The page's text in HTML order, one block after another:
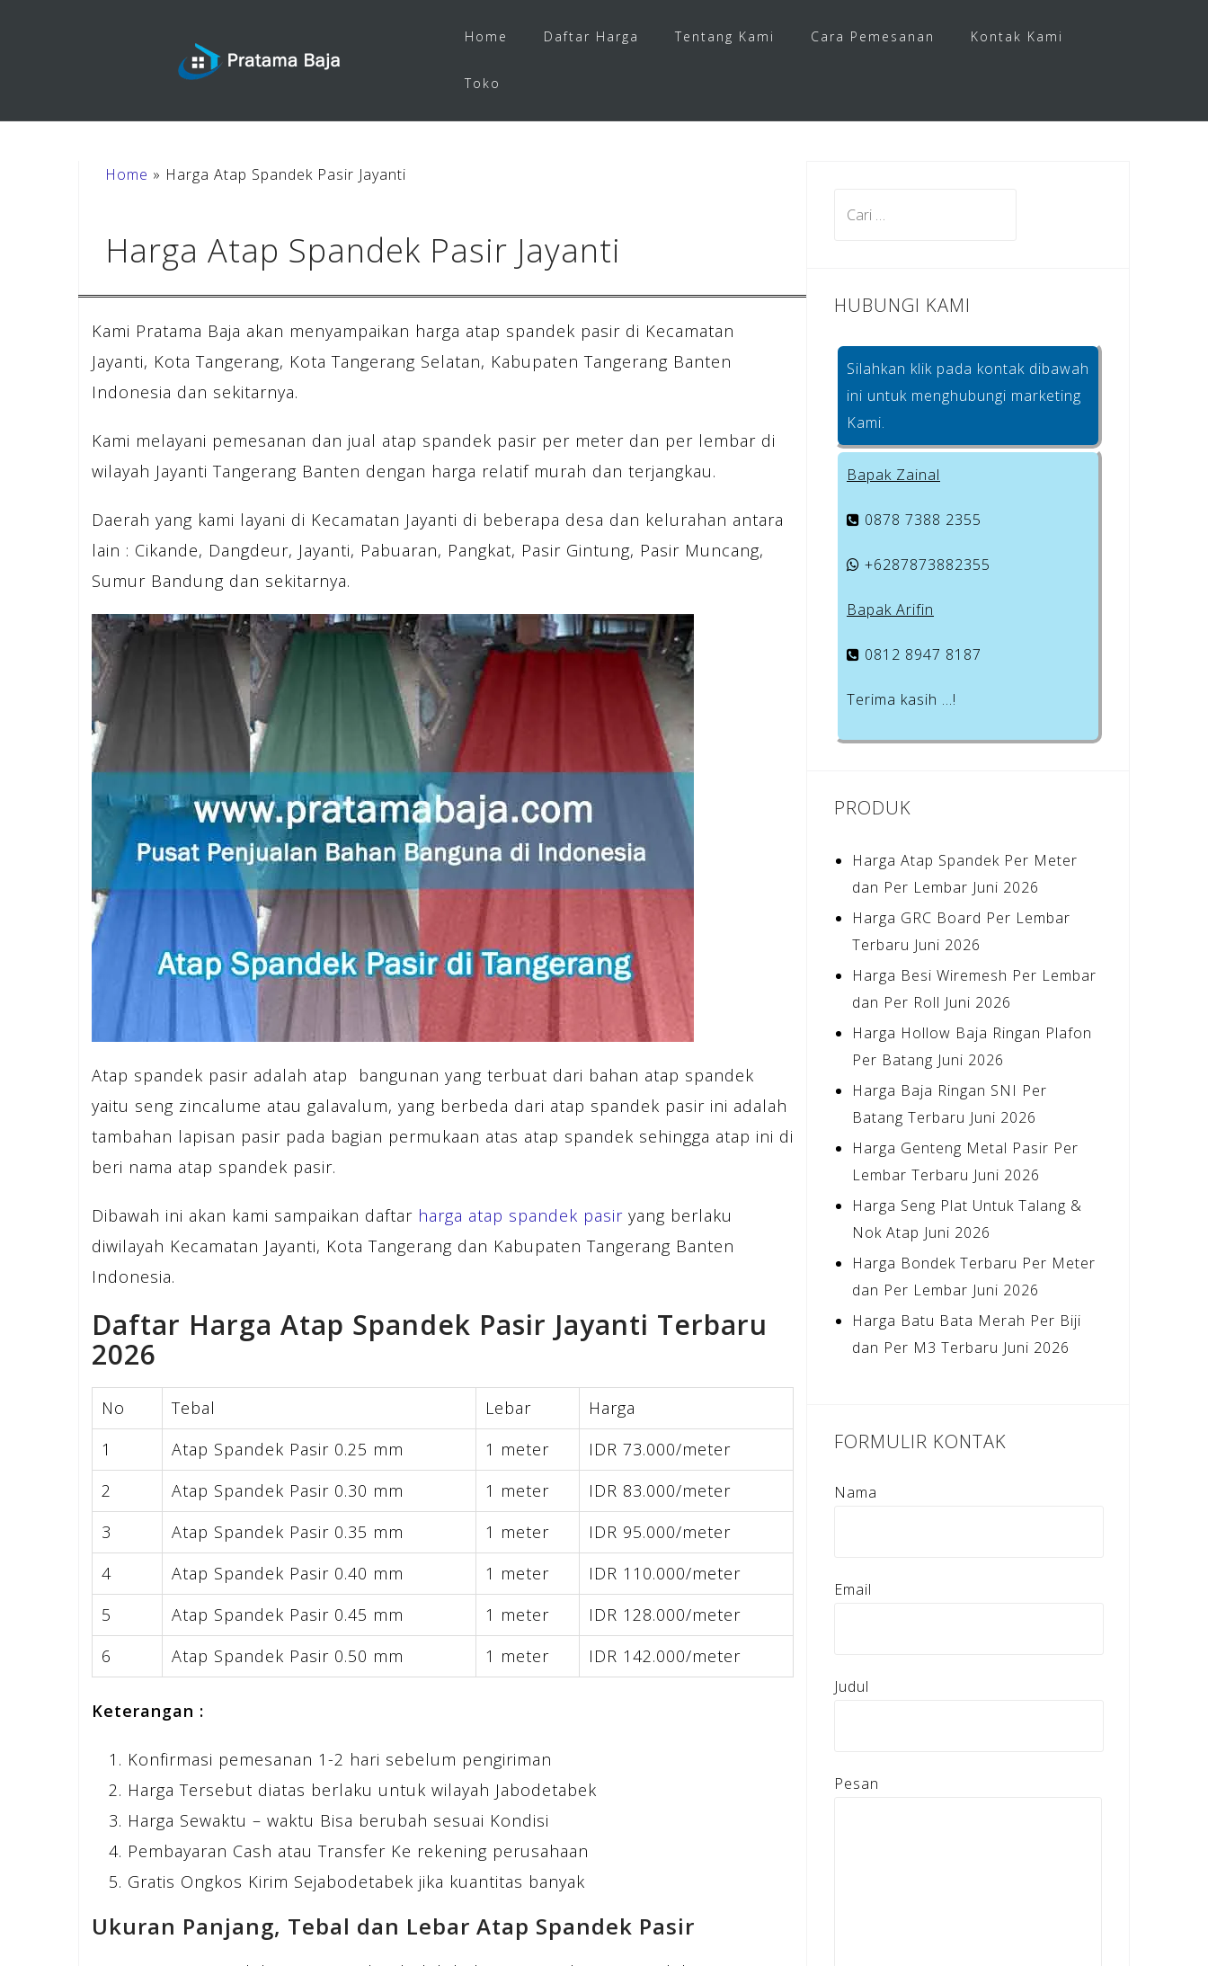
Home Daftar Harga Tentang Kami Cara Pemesanan Kontak Kami
Toko
Home » Harga Atap Spandek Pasir Jayanti
Harga Atap Spandek Pasir Jayanti
Kami Pratama Baja akan menyampaikan harga atap spandek pasir di Kecamatan
Jayanti, Kota Tangerang, Kota Tangerang Selatan, Kabupaten Tangerang Banten
Indonesia dan sekitarnya.
Kami melayani pemesanan dan jual atap spandek pasir per meter dan per lembar di
wilayah Jayanti Tangerang Banten dengan harga relatif murah dan terjangkau.
Daerah yang kami layani di Kecamatan Jayanti di beberapa desa dan kelurahan antara
lain : Cikande, Dangdeur, Jayanti, Pabuaran, Pangkat, Pasir Gintung, Pasir Muncang,
Sumur Bandung dan sekitarnya.
Atap spandek pasir adalah atap bangunan yang terbuat dari bahan atap spandek
yaitu seng zincalume atau galavalum, yang berbeda dari atap spandek pasir ini adalah
tambahan lapisan pasir pada bagian permukaan atas atap spandek sehingga atap ini di
beri nama atap spandek pasir.
Dibawah ini akan kami sampaikan daftar harga atap spandek pasir yang berlaku
diwilayah Kecamatan Jayanti, Kota Tangerang dan Kabupaten Tangerang Banten
Indonesia.
Daftar Harga Atap Spandek Pasir Jayanti Terbaru
2026
No Tebal Lebar
Harga
1
Atap Spandek Pasir 0.25 mm 1 meter
IDR 73.000/meter
2
Atap Spandek Pasir 0.30 mm 1 meter
IDR 83.000/meter
3
Atap Spandek Pasir 0.35 mm 1 meter
IDR 95.000/meter
4
Atap Spandek Pasir 0.40 mm 1 meter
IDR 110.000/meter
5
Atap Spandek Pasir 0.45 mm 1 meter
IDR 128.000/meter
6
Atap Spandek Pasir 0.50 mm 1 meter IDR 142.000/meter
Keterangan :
Konfirmasi pemesanan 1-2 hari sebelum pengiriman
Harga Tersebut diatas berlaku untuk wilayah Jabodetabek
Harga Sewaktu – waktu Bisa berubah sesuai Kondisi
Pembayaran Cash atau Transfer Ke rekening perusahaan
Gratis Ongkos Kirim Sejabodetabek jika kuantitas banyak
Ukuran Panjang, Tebal dan Lebar Atap Spandek Pasir
HUBUNGI KAMI
Silahkan klik pada kontak dibawah
ini untuk menghubungi marketing
Kami.
Bapak Zainal
0878 7388 2355
+6287873882355
Bapak Arifin
0812 8947 8187
Terima kasih …!
PRODUK
Harga Atap Spandek Per Meter
dan Per Lembar Juni 2026
Harga GRC Board Per Lembar
Terbaru Juni 2026
Harga Besi Wiremesh Per Lembar
dan Per Roll Juni 2026
Harga Hollow Baja Ringan Plafon
Per Batang Juni 2026
Harga Baja Ringan SNI Per
Batang Terbaru Juni 2026
Harga Genteng Metal Pasir Per
Lembar Terbaru Juni 2026
Harga Seng Plat Untuk Talang &
Nok Atap Juni 2026
Harga Bondek Terbaru Per Meter
dan Per Lembar Juni 2026
Harga Batu Bata Merah Per Biji
dan Per M3 Terbaru Juni 2026
FORMULIR KONTAK
Nama
Email
Judul
Pesan